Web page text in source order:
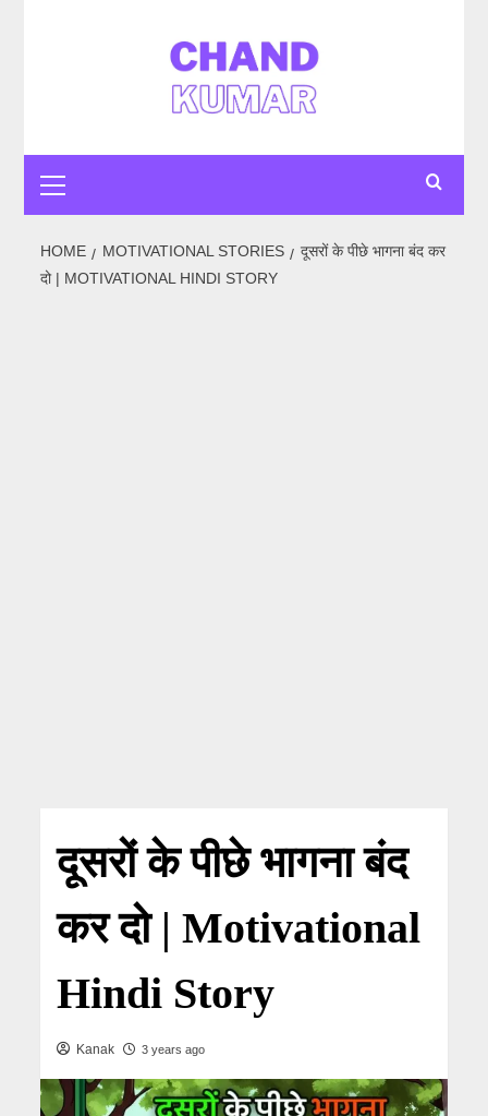
Menu
HOME MOTIVATIONAL STORIES
दूसरों के पीछे भागना बंद कर
दो | MOTIVATIONAL HINDI STORY
दूसरों के पीछे भागना बंद
कर दो | Motivational
Hindi Story
Kanak 3 years ago